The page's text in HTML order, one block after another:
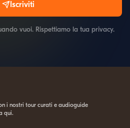
Iscriviti
vuoi. Rispettiamo la tua privacy.
i nostri tour curati e audioguide
qui.